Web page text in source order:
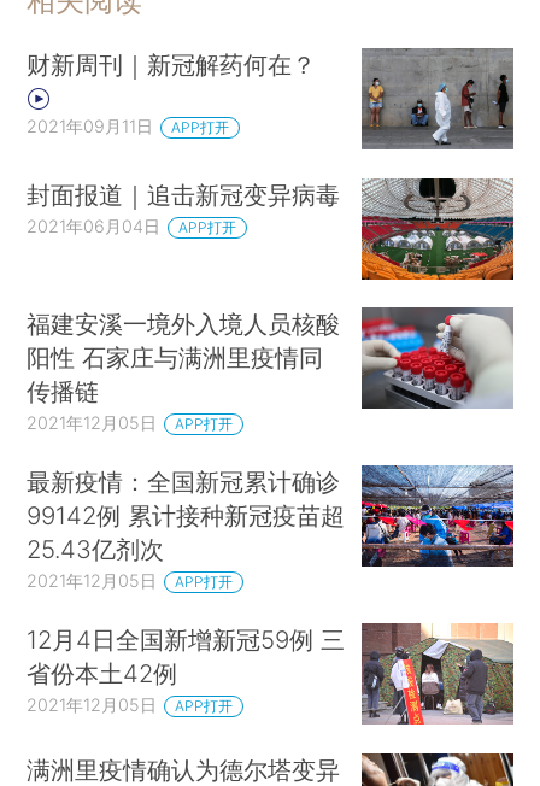
财新周刊｜新冠解药何在？
2021年09月11日 APP打开
封面报道｜追击新冠变异病毒
2021年06月04日 APP打开
福建安溪一境外入境人员核酸
阳性 石家庄与满洲里疫情同
传播链
2021年12月05日 APP打开
最新疫情：全国新冠累计确诊
99142例 累计接种新冠疫苗超
25.43亿剂次
2021年12月05日 APP打开
12月4日全国新增新冠59例 三
省份本土42例
2021年12月05日 APP打开
满洲里疫情确认为德尔塔变异